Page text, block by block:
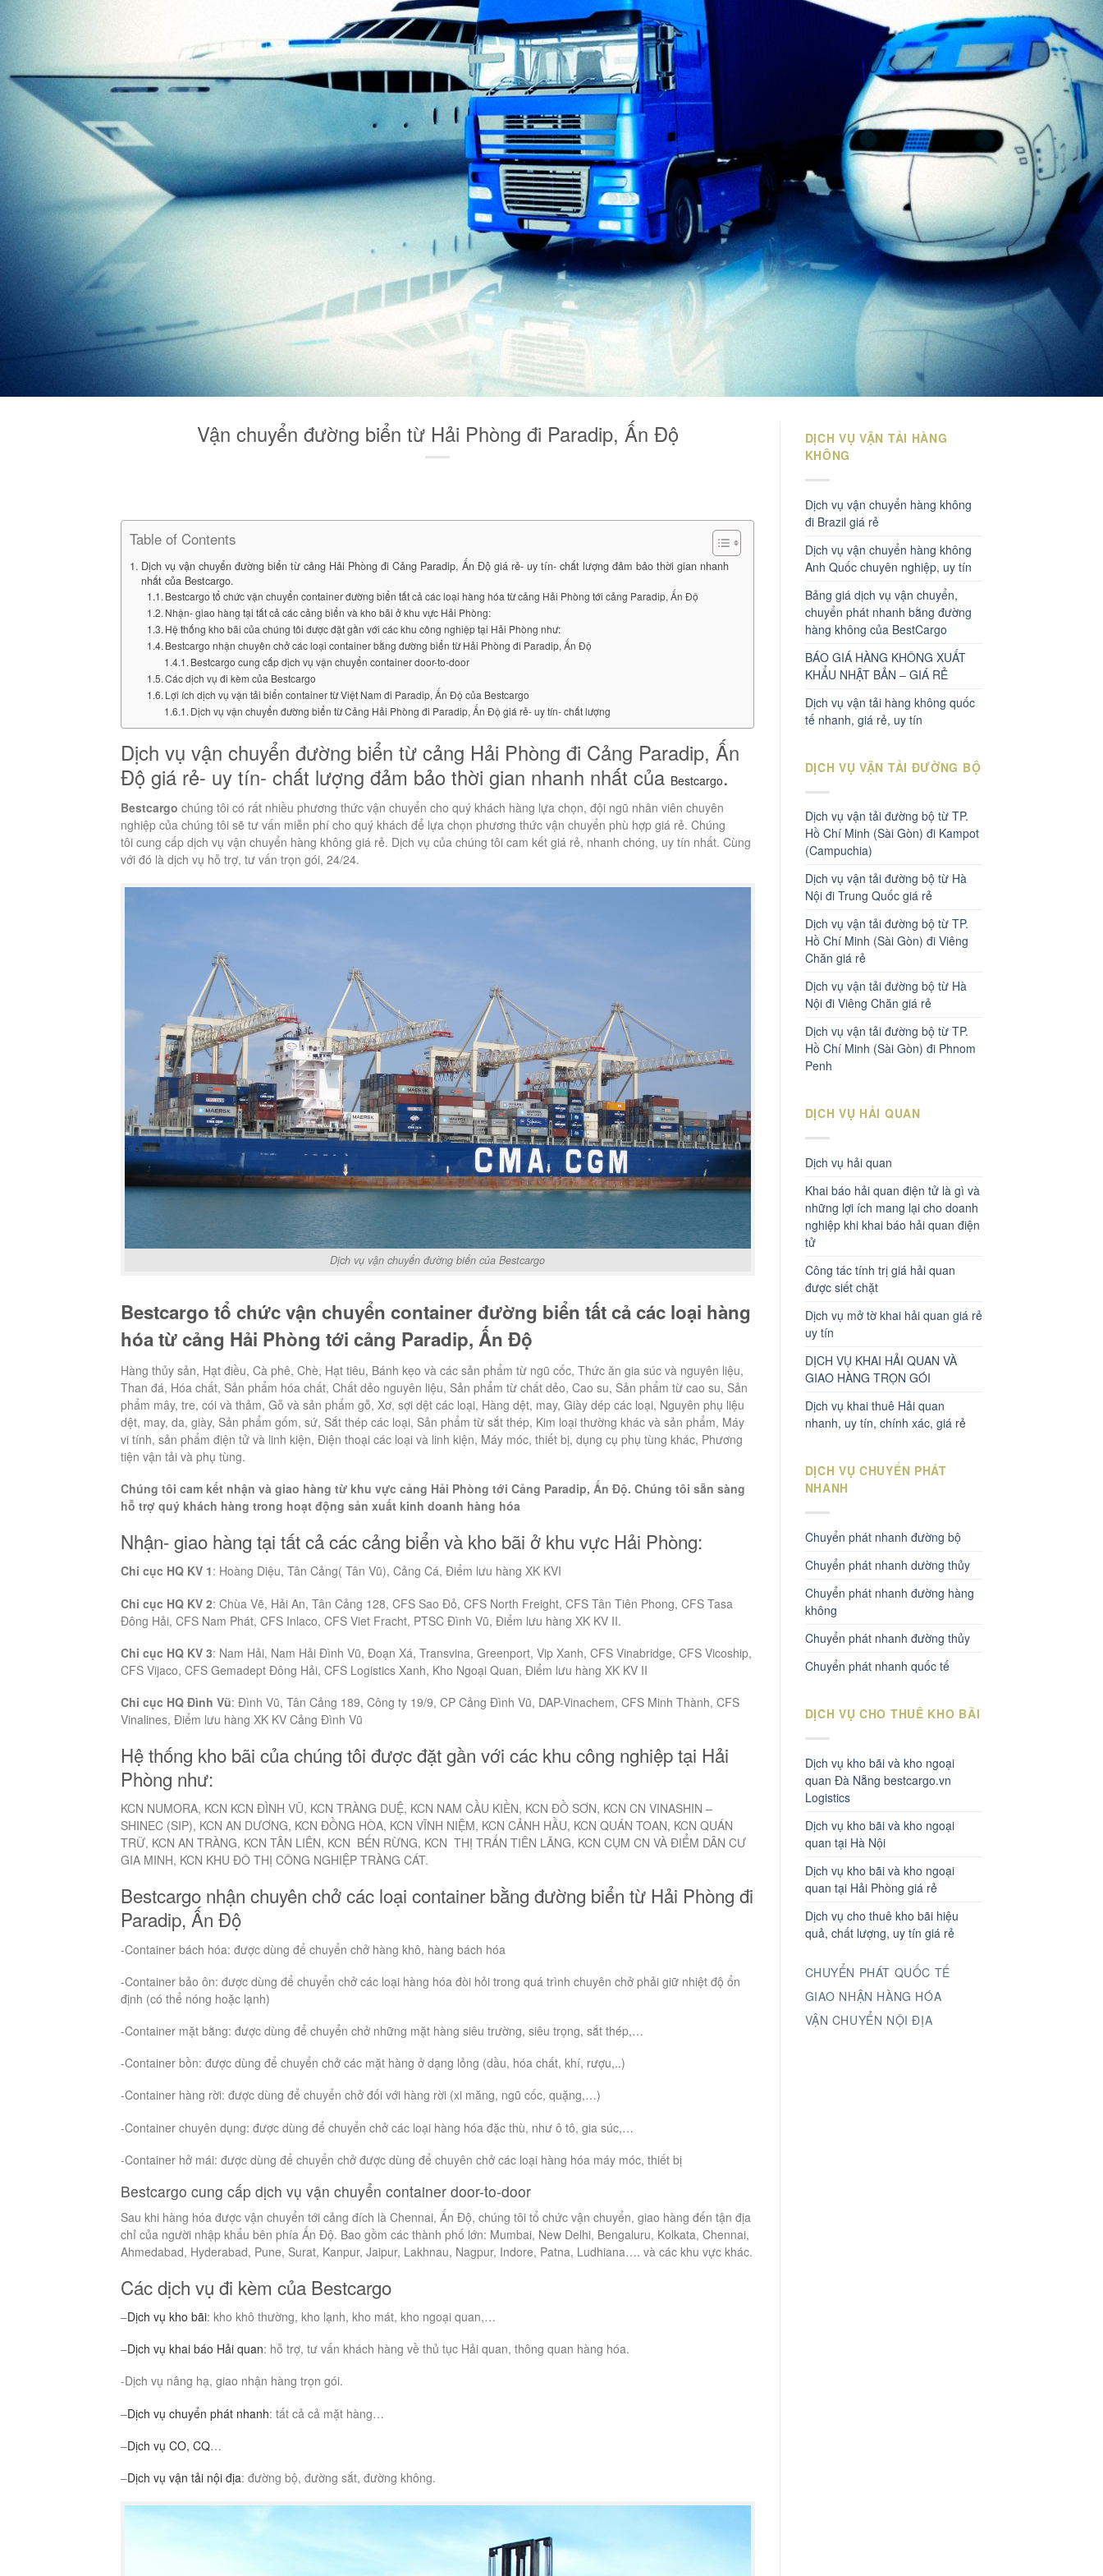
Vận chuyển đường biển từ Hải Phòng đi Paradip, Ấn Độ
Table of Contents
Dịch vụ vận chuyển đường biển từ cảng Hải Phòng đi Cảng Paradip, Ấn Độ giá rẻ- uy tín- chất lượng đảm bảo thời gian nhanh
nhất của Bestcargo.
Bestcargo tổ chức vận chuyển container đường biển tất cả các loại hàng hóa từ cảng Hải Phòng tới cảng Paradip, Ấn Độ
Nhận- giao hàng tại tất cả các cảng biển và kho bãi ở khu vực Hải Phòng:
Hệ thống kho bãi của chúng tôi được đặt gần với các khu công nghiệp tại Hải Phòng như:
Bestcargo nhận chuyên chở các loại container bằng đường biển từ Hải Phòng đi Paradip, Ấn Độ
Bestcargo cung cấp dịch vụ vận chuyển container door-to-door
Các dịch vụ đi kèm của Bestcargo
Lợi ích dịch vụ vận tải biển container từ Việt Nam đi Paradip, Ấn Độ của Bestcargo
Dịch vụ vận chuyển đường biển từ Cảng Hải Phòng đi Paradip, Ấn Độ giá rẻ- uy tín- chất lượng
Dịch vụ vận chuyển đường biển từ cảng Hải Phòng đi Cảng Paradip, Ấn
Độ giá rẻ- uy tín- chất lượng đảm bảo thời gian nhanh nhất của Bestcargo.
Bestcargo chúng tôi có rất nhiều phương thức vận chuyển cho quý khách hàng lựa chọn, đội ngũ nhân viên chuyên
nghiệp của chúng tôi sẽ tư vấn miễn phí cho quý khách để lựa chọn phương thức vận chuyển phù hợp giá rẻ. Chúng
tôi cung cấp dịch vụ vận chuyển hàng không giá rẻ. Dịch vụ của chúng tôi cam kết giá rẻ, nhanh chóng, uy tín nhất. Cùng
với đó là dịch vụ hỗ trợ, tư vấn trọn gói, 24/24.
Dịch vụ vận chuyển đường biển của Bestcargo
Bestcargo tổ chức vận chuyển container đường biển tất cả các loại hàng
hóa từ cảng Hải Phòng tới cảng Paradip, Ấn Độ
Hàng thủy sản, Hạt điều, Cà phê, Chè, Hạt tiêu, Bánh kẹo và các sản phẩm từ ngũ cốc, Thức ăn gia súc và nguyên liệu,
Than đá, Hóa chất, Sản phẩm hóa chất, Chất dẻo nguyên liệu, Sản phẩm từ chất dẻo, Cao su, Sản phẩm từ cao su, Sản
phẩm mây, tre, cói và thảm, Gỗ và sản phẩm gỗ, Xơ, sợi dệt các loại, Hàng dệt, may, Giày dép các loại, Nguyên phụ liệu
dệt, may, da, giày, Sản phẩm gốm, sứ, Sắt thép các loại, Sản phẩm từ sắt thép, Kim loại thường khác và sản phẩm, Máy
vi tính, sản phẩm điện tử và linh kiện, Điện thoại các loại và linh kiện, Máy móc, thiết bị, dụng cụ phụ tùng khác, Phương
tiện vận tải và phụ tùng.
Chúng tôi cam kết nhận và giao hàng từ khu vực cảng Hải Phòng tới Cảng Paradip, Ấn Độ. Chúng tôi sẵn sàng
hỗ trợ quý khách hàng trong hoạt động sản xuất kinh doanh hàng hóa
Nhận- giao hàng tại tất cả các cảng biển và kho bãi ở khu vực Hải Phòng:
Chi cục HQ KV 1: Hoàng Diệu, Tân Cảng( Tân Vũ), Cảng Cá, Điểm lưu hàng XK KVI
Chi cục HQ KV 2: Chùa Vẽ, Hải An, Tân Cảng 128, CFS Sao Đỏ, CFS North Freight, CFS Tân Tiên Phong, CFS Tasa
Đông Hải, CFS Nam Phát, CFS Inlaco, CFS Viet Fracht, PTSC Đình Vũ, Điểm lưu hàng XK KV II.
Chi cục HQ KV 3: Nam Hải, Nam Hải Đình Vũ, Đoạn Xá, Transvina, Greenport, Vip Xanh, CFS Vinabridge, CFS Vicoship,
CFS Vijaco, CFS Gemadept Đông Hải, CFS Logistics Xanh, Kho Ngoại Quan, Điểm lưu hàng XK KV II
Chi cục HQ Đình Vũ: Đình Vũ, Tân Cảng 189, Công ty 19/9, CP Cảng Đình Vũ, DAP-Vinachem, CFS Minh Thành, CFS
Vinalines, Điểm lưu hàng XK KV Cảng Đình Vũ
Hệ thống kho bãi của chúng tôi được đặt gần với các khu công nghiệp tại Hải
Phòng như:
KCN NUMORA, KCN KCN ĐÌNH VŨ, KCN TRÀNG DUỆ, KCN NAM CẦU KIỀN, KCN ĐỒ SƠN, KCN CN VINASHIN –
SHINEC (SIP), KCN AN DƯƠNG, KCN ĐỒNG HÒA, KCN VĨNH NIỆM, KCN CẢNH HẦU, KCN QUÁN TOAN, KCN QUÁN
TRỮ, KCN AN TRÀNG, KCN TÂN LIÊN, KCN BẾN RỪNG, KCN THỊ TRẤN TIÊN LÃNG, KCN CỤM CN VÀ ĐIỂM DÂN CƯ
GIA MINH, KCN KHU ĐÔ THỊ CÔNG NGHIỆP TRÀNG CÁT.
Bestcargo nhận chuyên chở các loại container bằng đường biển từ Hải Phòng đi
Paradip, Ấn Độ
-Container bách hóa: được dùng để chuyển chở hàng khô, hàng bách hóa
-Container bảo ôn: được dùng để chuyển chở các loại hàng hóa đòi hỏi trong quá trình chuyên chở phải giữ nhiệt độ ổn
định (có thể nóng hoặc lạnh)
-Container mặt bằng: được dùng để chuyển chở những mặt hàng siêu trường, siêu trọng, sắt thép,…
-Container bồn: được dùng để chuyển chở các mặt hàng ở dạng lỏng (dầu, hóa chất, khí, rượu,..)
-Container hàng rời: được dùng để chuyển chở đối với hàng rời (xi măng, ngũ cốc, quặng,…)
-Container chuyên dụng: được dùng để chuyển chở các loại hàng hóa đặc thù, như ô tô, gia súc,…
-Container hở mái: được dùng để chuyển chở được dùng để chuyên chở các loại hàng hóa máy móc, thiết bị
Bestcargo cung cấp dịch vụ vận chuyển container door-to-door
Sau khi hàng hóa được vận chuyển tới cảng đích là Chennai, Ấn Độ, chúng tôi tổ chức vận chuyển, giao hàng đến tận địa
chỉ của người nhập khẩu bên phía Ấn Độ. Bao gồm các thành phố lớn: Mumbai, New Delhi, Bengaluru, Kolkata, Chennai,
Ahmedabad, Hyderabad, Pune, Surat, Kanpur, Jaipur, Lakhnau, Nagpur, Indore, Patna, Ludhiana…. và các khu vực khác.
Các dịch vụ đi kèm của Bestcargo
–Dịch vụ kho bãi: kho khô thường, kho lạnh, kho mát, kho ngoại quan,…
–Dịch vụ khai báo Hải quan: hỗ trợ, tư vấn khách hàng về thủ tục Hải quan, thông quan hàng hóa.
-Dịch vụ nâng hạ, giao nhận hàng trọn gói.
–Dịch vụ chuyển phát nhanh: tất cả cả mặt hàng…
–Dịch vụ CO, CQ…
–Dịch vụ vận tải nội địa: đường bộ, đường sắt, đường không.
DỊCH VỤ VẬN TẢI HÀNG
KHÔNG
Dịch vụ vận chuyển hàng không
đi Brazil giá rẻ
Dịch vụ vận chuyển hàng không
Anh Quốc chuyên nghiệp, uy tín
Bảng giá dịch vụ vận chuyển,
chuyển phát nhanh bằng đường
hàng không của BestCargo
BÁO GIÁ HÀNG KHÔNG XUẤT
KHẨU NHẬT BẢN – GIÁ RẺ
Dịch vụ vận tải hàng không quốc
tế nhanh, giá rẻ, uy tín
DỊCH VỤ VẬN TẢI ĐƯỜNG BỘ
Dịch vụ vận tải đường bộ từ TP.
Hồ Chí Minh (Sài Gòn) đi Kampot
(Campuchia)
Dịch vụ vận tải đường bộ từ Hà
Nội đi Trung Quốc giá rẻ
Dịch vụ vận tải đường bộ từ TP.
Hồ Chí Minh (Sài Gòn) đi Viêng
Chăn giá rẻ
Dịch vụ vận tải đường bộ từ Hà
Nội đi Viêng Chăn giá rẻ
Dịch vụ vận tải đường bộ từ TP.
Hồ Chí Minh (Sài Gòn) đi Phnom
Penh
DỊCH VỤ HẢI QUAN
Dịch vụ hải quan
Khai báo hải quan điện tử là gì và
những lợi ích mang lại cho doanh
nghiệp khi khai báo hải quan điện
tử
Công tác tính trị giá hải quan
được siết chặt
Dịch vụ mở tờ khai hải quan giá rẻ
uy tín
DỊCH VỤ KHAI HẢI QUAN VÀ
GIAO HÀNG TRỌN GÓI
Dịch vụ khai thuê Hải quan
nhanh, uy tín, chính xác, giá rẻ
DỊCH VỤ CHUYỂN PHÁT
NHANH
Chuyển phát nhanh đường bộ
Chuyển phát nhanh dường thủy
Chuyển phát nhanh đường hàng
không
Chuyển phát nhanh đường thủy
Chuyển phát nhanh quốc tế
DỊCH VỤ CHO THUÊ KHO BÃI
Dịch vụ kho bãi và kho ngoại
quan Đà Nẵng bestcargo.vn
Logistics
Dịch vụ kho bãi và kho ngoại
quan tại Hà Nội
Dịch vụ kho bãi và kho ngoại
quan tại Hải Phòng giá rẻ
Dịch vụ cho thuê kho bãi hiệu
quả, chất lượng, uy tín giá rẻ
CHUYỂN PHÁT QUỐC TẾ
GIAO NHẬN HÀNG HÓA
VẬN CHUYỂN NỘI ĐỊA